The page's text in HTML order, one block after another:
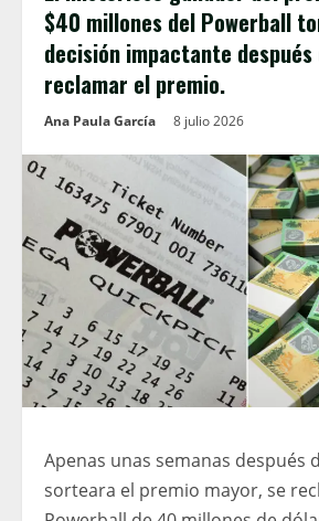
$40 millones del Powerball
decisión impactante
reclamar el premio.
Ana Paula García 8 julio 2026
Apenas unas semanas después
sorteara el premio mayor, se